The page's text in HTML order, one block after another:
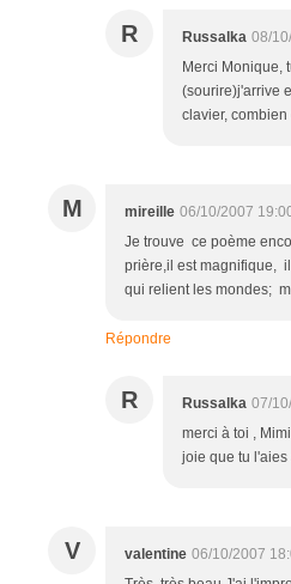
R Russalka 08/
Merci Monique,
(sourire)j'arrive
clavier, combien
M mireille 06/10/2007
Je trouve ce poème
prière,il est magnifique,
qui relient les mondes;
Répondre
R Russalka 07/
merci à toi ,
joie que tu l'aies
V valentine 06/10/2007